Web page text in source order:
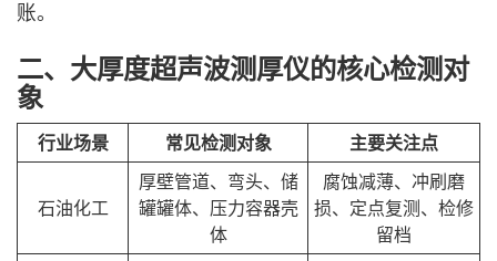
账。
二、大厚度超声波测厚仪的核心检测对
象
行业场景 常见检测对象 主要关注点
石油化工
厚壁管道、弯头、储
罐罐体、压力容器壳
体
腐蚀减薄、冲刷磨
损、定点复测、检修
留档